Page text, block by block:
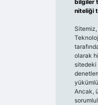
bilgiler
niteliği
Sitemiz,
olarak
sitedeki
Ancak,